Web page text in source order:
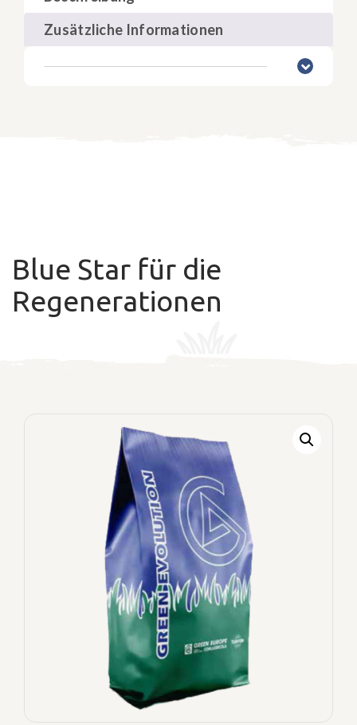
Zusätzliche Informationen
Blue Star für die
Regenerationen